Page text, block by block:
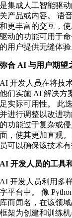
是集成人工智能驱
关产品或内容。 语
和更丰富的交互，
驱动的功能可用于
的用户提供无缝体验
弥合 AI 与用户期望
AI 开发人员在将技
他们实施 AI 解决方
足实际可用性。 此
并进行调整以改进
的功能过于复杂或
面，使其更加直观
员可以确保该技术
AI 开发人员的工具
AI 开发人员利用多
字平台中。 像
库而闻名，在该领域
框架为创建和训练